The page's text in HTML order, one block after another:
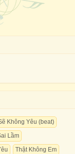
Không Yêu (beat)
Lầm
Thật Không Em